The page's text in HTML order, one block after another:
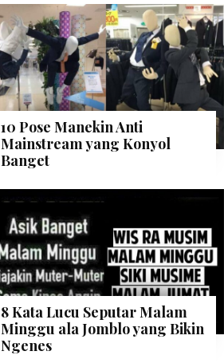
10 Pose Manekin Anti
Mainstream yang Konyol
Banget
8 Kata Lucu Seputar Malam
Minggu ala Jomblo yang Bikin
Ngenes